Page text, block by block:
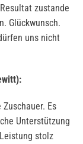
zustande
Glückwunsch.
uns nicht
Es
Unterstützung
stolz